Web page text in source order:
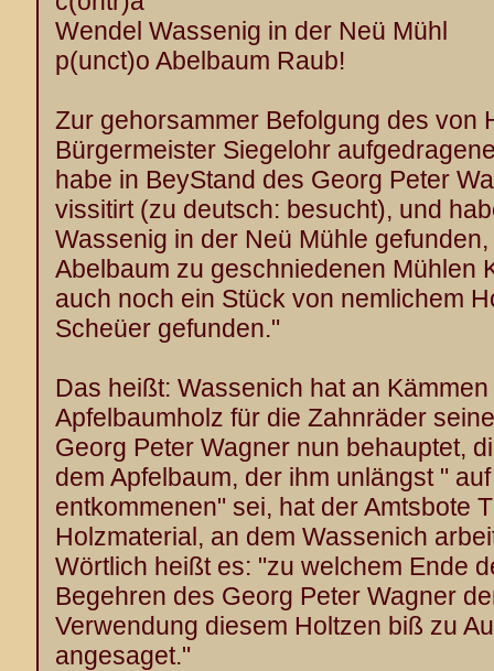
Wendel Wassenig in der Neü Mühl
p(unct)o Abelbaum Raub!
Zur gehorsammer Befolgung des von
Bürgermeister Siegelohr
habe in BeyStand des Georg Peter
vissitirt (zu deutsch: besucht), und
Wassenig in der Neü Mühle
Abelbaum zu geschniedenen Mühlen
auch noch ein Stück von nemlichem
Scheüer gefunden."
Das heißt: Wassenich hat an
Apfelbaumholz für die Zahnräder
Georg Peter Wagner nun behauptet,
dem Apfelbaum, der ihm unlängst "
entkommenen" sei, hat der Amtsbote
Holzmaterial, an dem Wassenich
Wörtlich heißt es: "zu welchem Ende
Begehren des Georg Peter Wagner
Verwendung diesem Holtzen biß zu
angesaget."